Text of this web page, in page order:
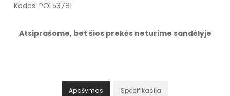
Kodas: POL53781
Atsiprašome, bet šios prekės neturime sandėlyje
Apašymas Specifikacija